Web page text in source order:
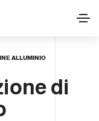
ALLUMINIO
di